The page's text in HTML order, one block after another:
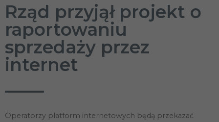
Rząd przyjął projekt o
raportowaniu
sprzedaży przez
internet
Operatorzy platform internetowych będą przekazać